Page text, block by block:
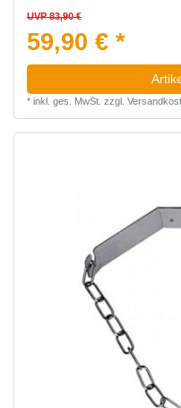
UVP 83,90 €
59,90 € *
* inkl. ges. MwSt. zzgl.